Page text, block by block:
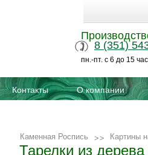
8 (351)
пн.-пт. с 6 до 15
Контакты О компании
Каменная Роспись Картины
Тарелки из